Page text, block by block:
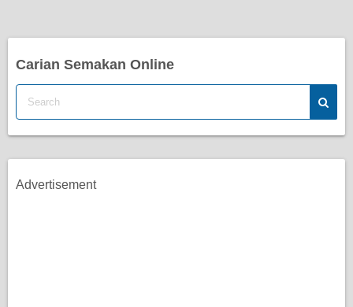
Carian Semakan Online
Advertisement